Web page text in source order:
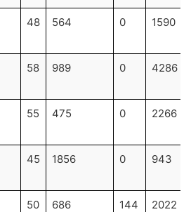
48 564 0 1590
58 989 0 4286
55 475 0 2266
45 1856 0 943
50 686 144 2022